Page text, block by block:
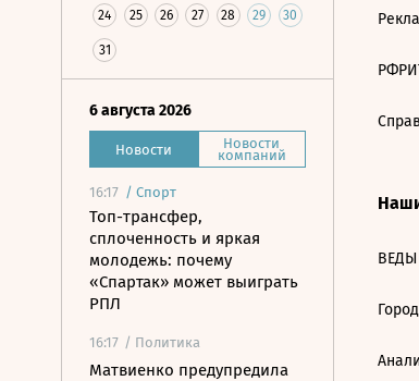
24 25 26 27 28 29 30
31
6 августа 2026
Новости Новости
компаний
16:17 / Спорт
Топ-трансфер,
сплоченность и яркая
молодежь: почему
«Спартак» может выиграть
РПЛ
16:17 / Политика
Матвиенко предупредила
ВЕДЫ
Город